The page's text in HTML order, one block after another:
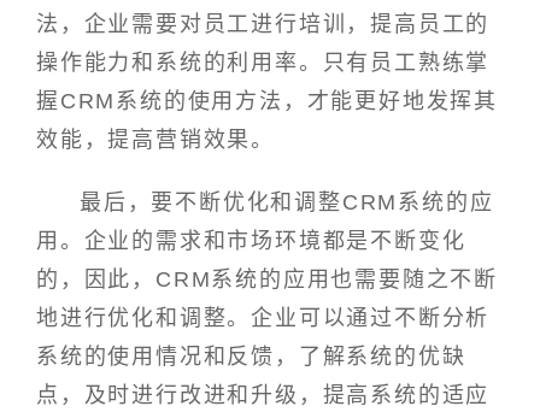
法，企业需要对员工进行培训，提高员工的
操作能力和系统的利用率。只有员工熟练掌
握CRM系统的使用方法，才能更好地发挥其
效能，提高营销效果。
最后，要不断优化和调整CRM系统的应
用。企业的需求和市场环境都是不断变化
的，因此，CRM系统的应用也需要随之不断
地进行优化和调整。企业可以通过不断分析
系统的使用情况和反馈，了解系统的优缺
点，及时进行改进和升级，提高系统的适应